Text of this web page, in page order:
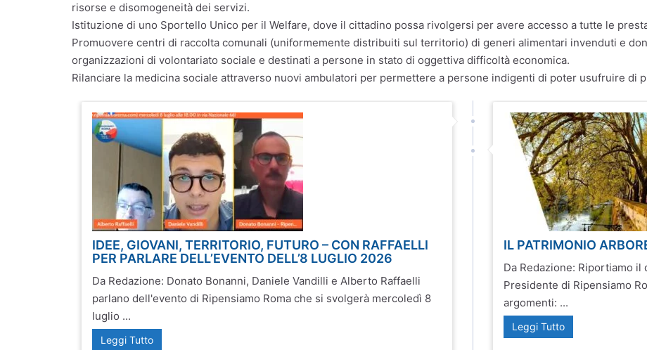
risorse e disomogeneità dei servizi.
Istituzione di uno Sportello Unico per il Welfare, dove il cittadino possa rivolgersi per avere accesso a tutte le
Promuovere centri di raccolta comunali (uniformemente distribuiti sul territorio) di generi alimentari invenduti e
organizzazioni di volontariato sociale e destinati a persone in stato di oggettiva difficoltà economica.
Rilanciare la medicina sociale attraverso nuovi ambulatori per permettere a persone indigenti di poter usufruire di
IDEE, GIOVANI, TERRITORIO, FUTURO – CON RAFFAELLI
PER PARLARE DELL’EVENTO DELL’8 LUGLIO 2026
Da Redazione: Donato Bonanni, Daniele Vandilli e Alberto Raffaelli
parlano dell'evento di Ripensiamo Roma che si svolgerà mercoledì 8
luglio ...
Leggi Tutto
IL PATRIMONIO
Da Redazione: Riportiamo
Presidente di Ripensiamo
argomenti: ...
Leggi Tutto